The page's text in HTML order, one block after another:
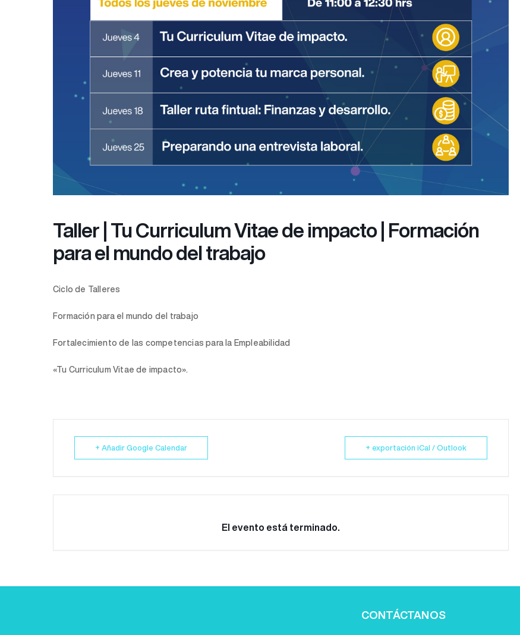
Taller | Tu Curriculum Vitae de impacto | Formación
para el mundo del trabajo
Ciclo de Talleres
Formación para el mundo del trabajo
Fortalecimiento de las competencias para la Empleabilidad
«Tu Curriculum Vitae de impacto».
+ Añadir Google Calendar + exportación iCal / Outlook
El evento está terminado.
CONTÁCTANOS